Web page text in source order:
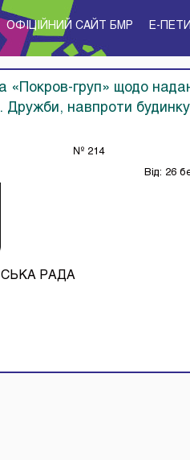
ОФІЦІЙНИЙ САЙТ БМР E-
«Покров-груп» щодо
Дружби, навпроти
№ 214
Від: 26
РАДА